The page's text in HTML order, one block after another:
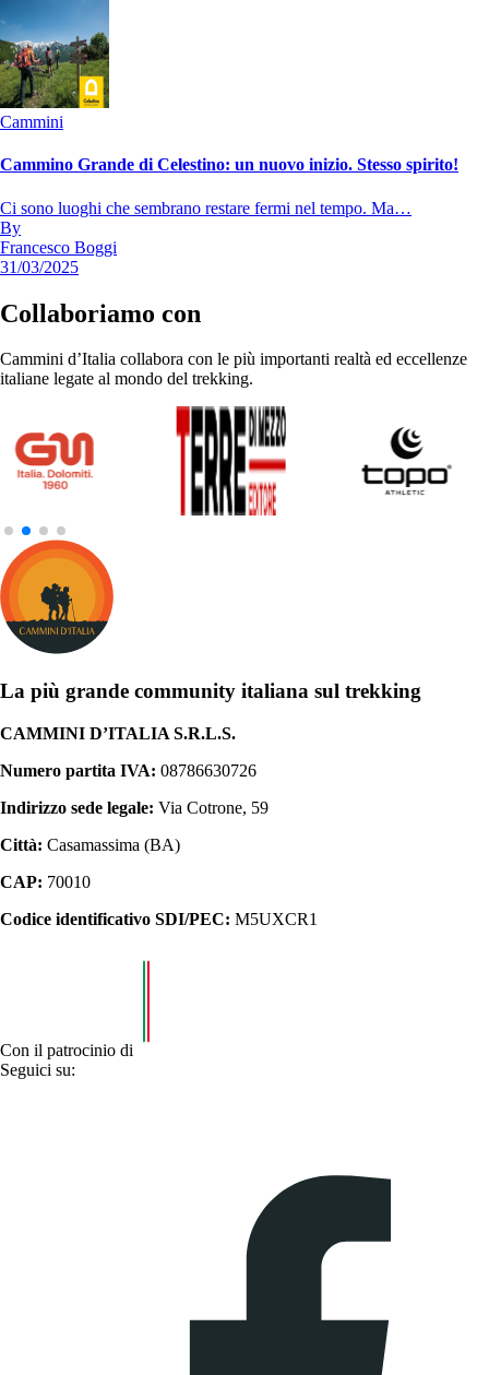
Cammini
Cammino Grande di Celestino: un nuovo inizio. Stesso spirito!
Ci sono luoghi che sembrano restare fermi nel tempo. Ma…
By
Francesco Boggi
31/03/2025
Collaboriamo con
Cammini d’Italia collabora con le più importanti realtà ed eccellenze
italiane legate al mondo del trekking.
La più grande community italiana sul trekking
CAMMINI D’ITALIA S.R.L.S.
Numero partita IVA: 08786630726
Indirizzo sede legale: Via Cotrone, 59
Città: Casamassima (BA)
CAP: 70010
Codice identificativo SDI/PEC: M5UXCR1
Con il patrocinio di
Seguici su: